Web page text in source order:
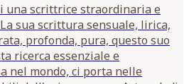
scrittrice straordinaria e
sua scrittura sensuale, lirica,
profonda, pura, questo suo
ricerca essenziale e
nel mondo, ci porta nelle